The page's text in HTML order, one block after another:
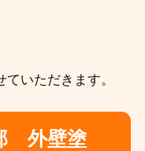
いただきます。
外壁塗